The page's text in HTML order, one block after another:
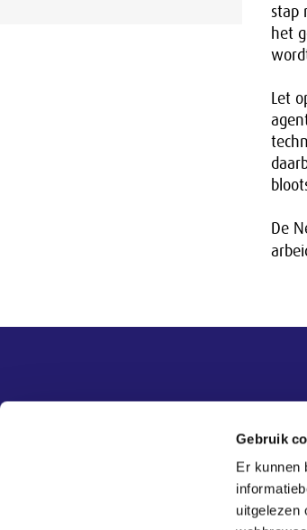
Gebruik
Er kunnen
uitgelezen
stap
het
Let
De
Contact
Tel: